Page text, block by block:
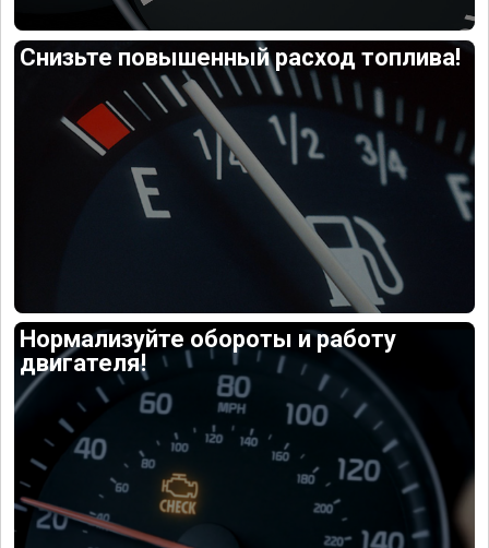
Снизьте повышенный расход топлива!
Нормализуйте обороты и работу
двигателя!